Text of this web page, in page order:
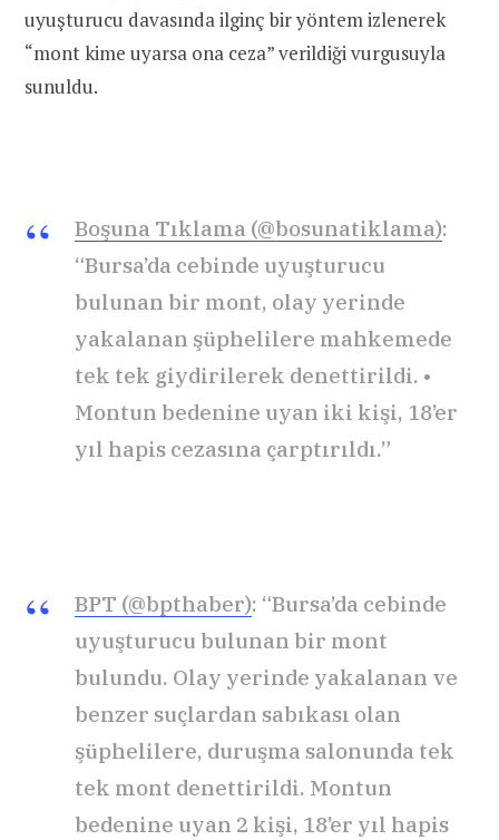
uyuşturucu davasında ilginç bir yöntem izlenerek
“mont kime uyarsa ona ceza” verildiği vurgusuyla
sunuldu.
Boşuna Tıklama (@bosunatiklama):
“Bursa’da cebinde uyuşturucu
bulunan bir mont, olay yerinde
yakalanan şüphelilere mahkemede
tek tek giydirilerek denettirildi. •
Montun bedenine uyan iki kişi, 18’er
yıl hapis cezasına çarptırıldı.”
BPT (@bpthaber): “Bursa’da cebinde
uyuşturucu bulunan bir mont
bulundu. Olay yerinde yakalanan ve
benzer suçlardan sabıkası olan
şüphelilere, duruşma salonunda tek
tek mont denettirildi. Montun
bedenine uyan 2 kişi, 18’er yıl hapis